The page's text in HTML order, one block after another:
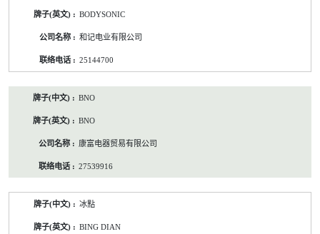
BODYSONIC
和记电业有限公司
25144700
BNO
BNO
康富电器贸易有限公司
27539916
冰點
BING DIAN